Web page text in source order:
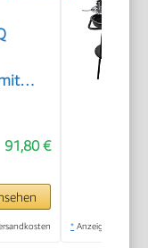
91,80 €
* Anzeige